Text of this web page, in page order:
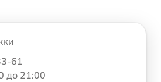
61
до 21:00